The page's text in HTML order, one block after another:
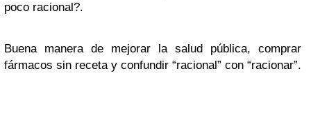
poco racional?.
Buena manera de mejorar la salud pública, comprar
fármacos sin receta y confundir “racional” con “racionar”.